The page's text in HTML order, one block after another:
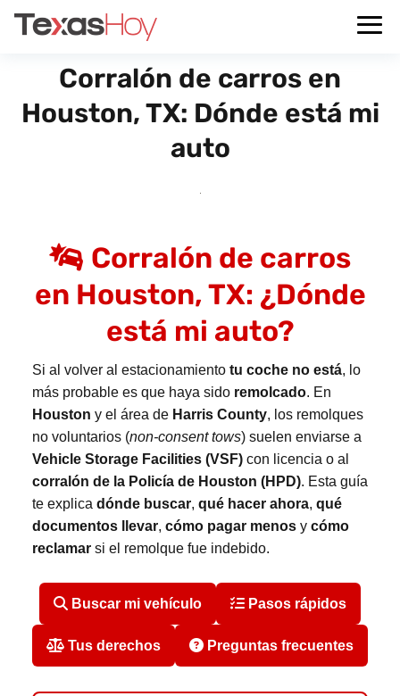
Corralón de carros en
Houston, TX: Dónde está mi
auto
Corralón de carros
en Houston, TX: ¿Dónde
está mi auto?
Si al volver al estacionamiento tu coche no está, lo
más probable es que haya sido remolcado. En
Houston y el área de Harris County, los remolques
no voluntarios (non-consent tows) suelen enviarse a
Vehicle Storage Facilities (VSF) con licencia o al
corralón de la Policía de Houston (HPD). Esta guía
te explica dónde buscar, qué hacer ahora, qué
documentos llevar, cómo pagar menos y cómo
reclamar si el remolque fue indebido.
Buscar mi vehículo Pasos rápidos
Tus derechos Preguntas frecuentes